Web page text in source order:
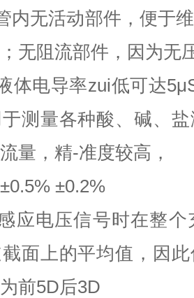
内无活动部件，便于
无阻流部件，因为无
体电导率zui低可达
测量各种酸、碱、
量，精-准度较高，
±0.5% ±0.2%
应电压信号时在整
面上的平均值，因
前5D后3D